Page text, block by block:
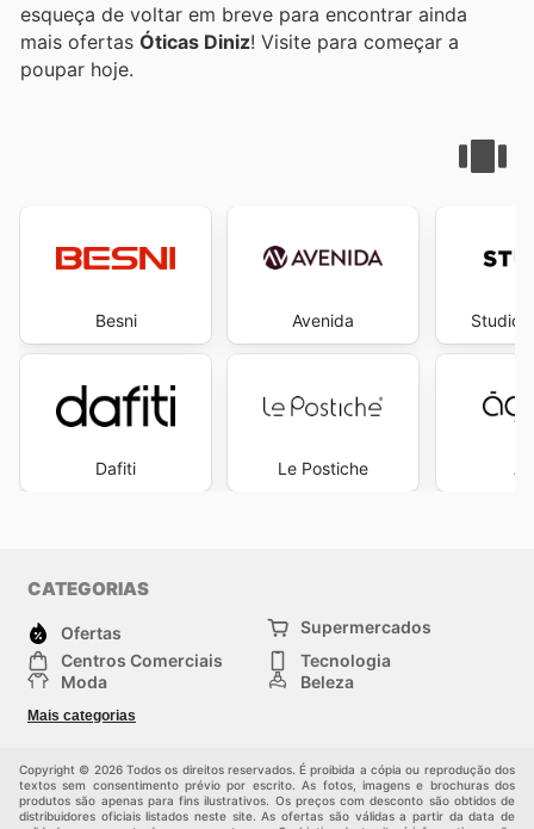
esqueça de voltar em breve para encontrar ainda
mais ofertas Óticas Diniz ! Visite para começar a
poupar hoje.
Besni
Dafiti
Avenida
Le Postiche
Studio
CATEGORIAS
Ofertas
Supermercados
Centros Comerciais
Tecnologia
Moda
Beleza
Construção e jardinagem
Mais categorias
Copyright © 2026 Todos os direitos reservados. É proibida a cópia ou reprodução dos
textos sem consentimento prévio por escrito. As fotos, imagens e brochuras dos
produtos são apenas para fins ilustrativos. Os preços com desconto são obtidos de
distribuidores oficiais listados neste site. As ofertas são válidas a partir da data de